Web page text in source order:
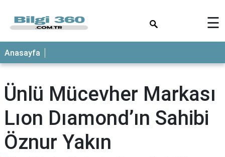
ANASAYFA
☰
Anasayfa
Ünlü Mücevher Markası
Lıon Dıamond’ın Sahibi
Öznur Yakın